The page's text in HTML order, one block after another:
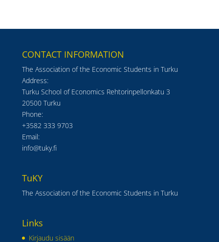
CONTACT INFORMATION
The Association of the Economic Students in Turku
Address:
Turku School of Economics Rehtorinpellonkatu 3
20500 Turku
Phone:
+3582 333 9703
Email:
info@tuky.fi
TuKY
The Association of the Economic Students in Turku
Links
Kirjaudu sisään